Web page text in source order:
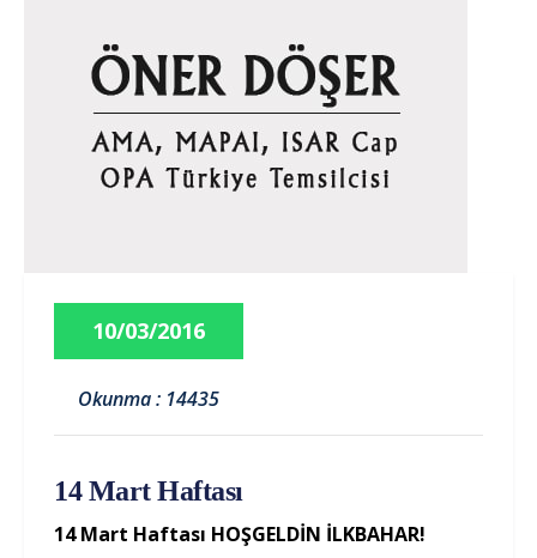
10/03/2016
Okunma : 14435
14 Mart Haftası
14 Mart Haftası HOŞGELDİN İLKBAHAR!